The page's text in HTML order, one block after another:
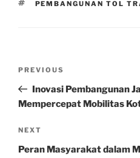
TAGS
PEMBANGUNAN TOL
Previous
Post
PREVIOUS
Inovasi Pembangunan
Mempercepat Mobilitas
Next
Post
NEXT
Peran Masyarakat dalam